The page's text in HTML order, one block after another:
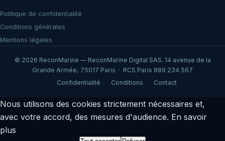
Politique de confidentialité
Conditions générales
Mentions légales
© 2026 ReconMarine — ReconMarine Digital SAS. 14 avenue de la
Grande Armée, 75017 Paris · RCS Paris 889 234 567
Confidentialité
Conditions Contact
Nous utilisons des cookies strictement nécessaires et,
avec votre accord, des mesures d'audience. En savoir
plus